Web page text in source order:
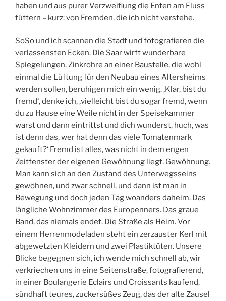
haben und aus purer Verzweiflung die Enten am Fluss
füttern – kurz: von Fremden, die ich nicht verstehe.
SoSo und ich scannen die Stadt und fotografieren die
verlassensten Ecken. Die Saar wirft wunderbare
Spiegelungen, Zinkrohre an einer Baustelle, die wohl
einmal die Lüftung für den Neubau eines Altersheims
werden sollen, beruhigen mich ein wenig. ‚Klar, bist du
fremd‘, denke ich, ‚vielleicht bist du sogar fremd, wenn
du zu Hause eine Weile nicht in der Speisekammer
warst und dann eintrittst und dich wunderst, huch, was
ist denn das, wer hat denn das viele Tomatenmark
gekauft?‘ Fremd ist alles, was nicht in dem engen
Zeitfenster der eigenen Gewöhnung liegt. Gewöhnung.
Man kann sich an den Zustand des Unterwegsseins
gewöhnen, und zwar schnell, und dann ist man in
Bewegung und doch jeden Tag woanders daheim. Das
längliche Wohnzimmer des Europenners. Das graue
Band, das niemals endet. Die Straße als Heim. Vor
einem Herrenmodeladen steht ein zerzauster Kerl mit
abgewetzten Kleidern und zwei Plastiktüten. Unsere
Blicke begegnen sich, ich wende mich schnell ab, wir
verkriechen uns in eine Seitenstraße, fotografierend,
in einer Boulangerie Eclairs und Croissants kaufend,
sündhaft teures, zuckersüßes Zeug, das der alte Zausel